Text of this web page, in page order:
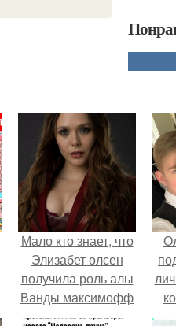
Мало кто знает, что
Элизабет олсен
получила роль алы
Ванды максимофф
не сразу.